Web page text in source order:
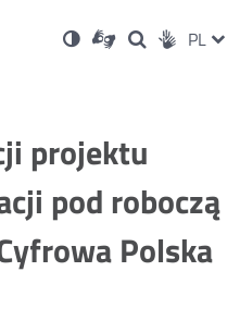
Ustawienia
Wersja
kontrastowa
Dla
niesłyszących
OtwórzOtwórz
w
Otwórz
w
Social PL
projektu
pod roboczą
Polska